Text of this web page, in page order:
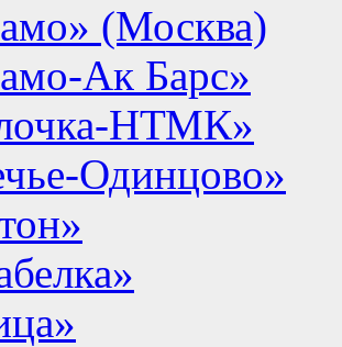
(Москва)
Ак Барс»
НТМК»
Одинцово»